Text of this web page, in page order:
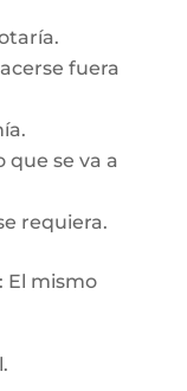
fuera
se va a
requiera.
: El mismo